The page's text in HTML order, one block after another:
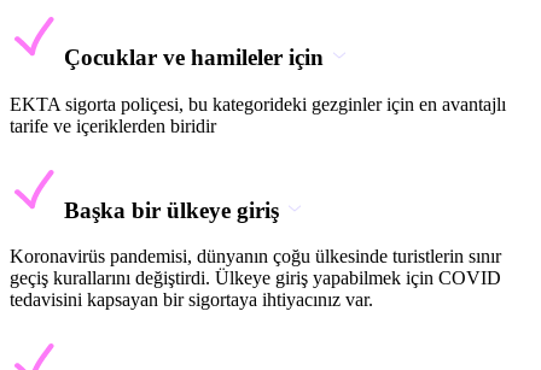
Çocuklar ve hamileler için
EKTA sigorta poliçesi, bu kategorideki gezginler için en avantajlı
tarife ve içeriklerden biridir
Başka bir ülkeye giriş
Koronavirüs pandemisi, dünyanın çoğu ülkesinde turistlerin sınır
geçiş kurallarını değiştirdi. Ülkeye giriş yapabilmek için COVID
tedavisini kapsayan bir sigortaya ihtiyacınız var.